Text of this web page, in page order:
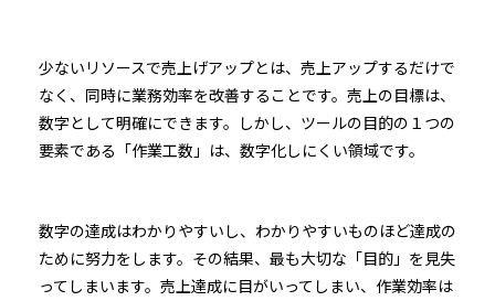
少ないリソースで売上げアップとは、売上アップするだけで
なく、同時に業務効率を改善することです。売上の目標は、
数字として明確にできます。しかし、ツールの目的の１つの
要素である「作業工数」は、数字化しにくい領域です。
数字の達成はわかりやすいし、わかりやすいものほど達成の
ために努力をします。その結果、最も大切な「目的」を見失
ってしまいます。売上達成に目がいってしまい、作業効率は